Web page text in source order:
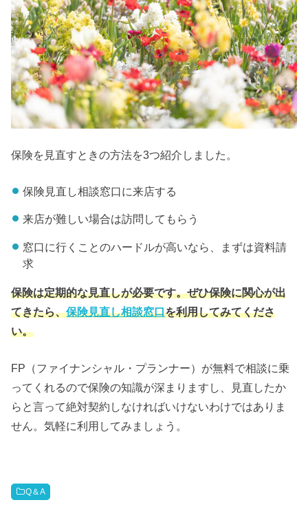
保険を見直すときの方法を3つ紹介しました。
保険見直し相談窓口に来店する
来店が難しい場合は訪問してもらう
窓口に行くことのハードルが高いなら、まずは資料請
求
保険は定期的な見直しが必要です。ぜひ保険に関心が出
てきたら、保険見直し相談窓口を利用してみてくださ
い。
FP（ファイナンシャル・プランナー）が無料で相談に乗
ってくれるので保険の知識が深まりますし、見直したか
らと言って絶対契約しなければいけないわけではありま
せん。気軽に利用してみましょう。
Q＆A